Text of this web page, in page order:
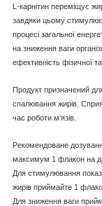
L-карнітин переміщує
завдяки цьому стимулює
процесі загальної
на зниження ваги
ефективність фізичної
Продукт призначений
спалювання жирів.
час роботи м'язів.
Рекомендоване
максимум 1 флакон на
Для стимулювання
жирів приймайте 1
Для зниження ваги